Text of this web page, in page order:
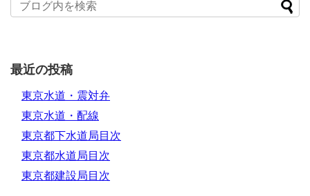
最近の投稿
東京水道・震対弁
東京水道・配線
東京都下水道局目次
東京都水道局目次
東京都建設局目次